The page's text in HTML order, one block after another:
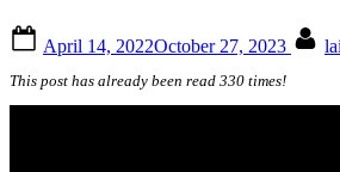
on
April 14, 2022October 27, 2023
This post has already been read 330 times!